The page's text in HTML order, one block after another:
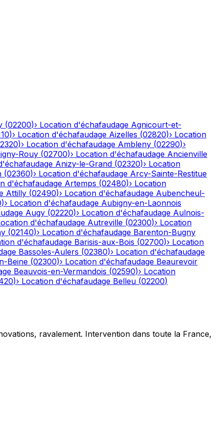
(02200)› Location d'échafaudage Agnicourt-et-
)› Location d'échafaudage Aizelles (02820)› Location
)› Location d'échafaudage Ambleny (02290)›
Rouy (02700)› Location d'échafaudage Ancienville
Anizy-le-Grand (02320)› Location
(02360)› Location d'échafaudage Arcy-Sainte-Restitue
d'échafaudage Artemps (02480)› Location
Attilly (02490)› Location d'échafaudage Aubencheul-
)› Location d'échafaudage Aubigny-en-Laonnois
Augy (02220)› Location d'échafaudage Aulnois-
d'échafaudage Autreville (02300)› Location
(02140)› Location d'échafaudage Barenton-Bugny
d'échafaudage Barisis-aux-Bois (02700)› Location
Bassoles-Aulers (02380)› Location d'échafaudage
Beine (02300)› Location d'échafaudage Beaurevoir
Beauvois-en-Vermandois (02590)› Location
)› Location d'échafaudage Belleu (02200)
ravalement. Intervention dans toute la France,